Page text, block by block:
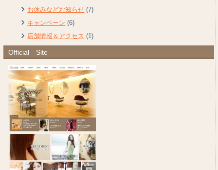
お休みなどお知らせ (7)
キャンペーン (6)
店舗情報＆アクセス (1)
Official Site